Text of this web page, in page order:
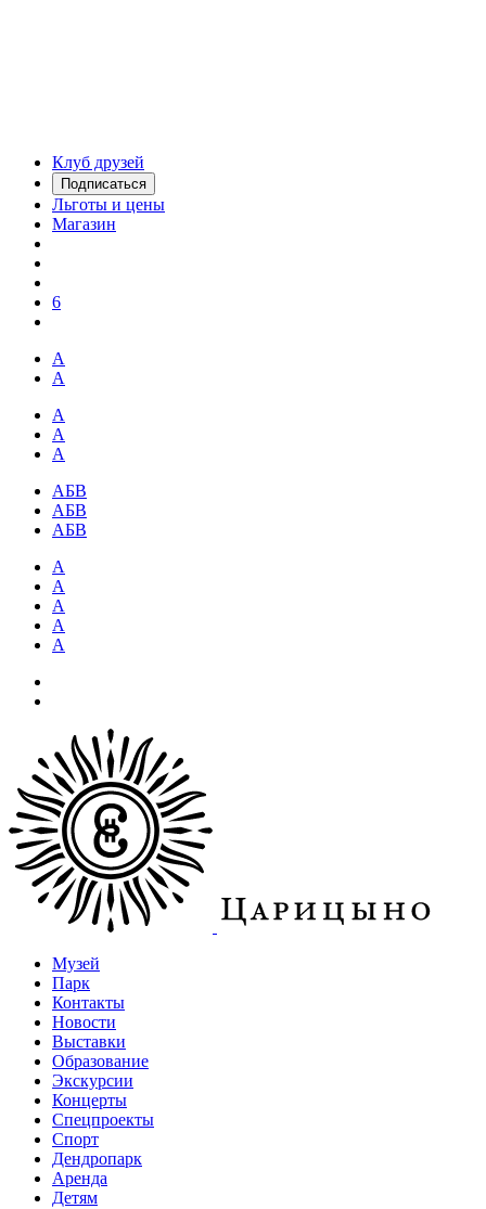
Клуб друзей
Подписаться
Льготы и цены
Магазин
6
А
А
А
А
А
АБВ
АБВ
АБВ
А
А
А
А
А
Музей
Парк
Контакты
Новости
Выставки
Образование
Экскурсии
Концерты
Спецпроекты
Спорт
Дендропарк
Аренда
Детям